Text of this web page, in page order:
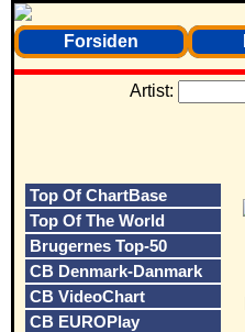
Forsiden
Artist:
Top Of ChartBase
Top Of The World
Brugernes Top-50
CB Denmark-Danmark
CB VideoChart
CB EUROPlay